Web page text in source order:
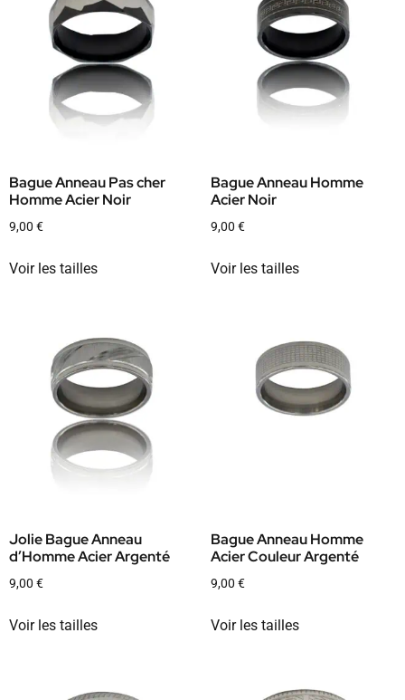
Bague Anneau Pas cher
Homme Acier Noir
9,00 €
Voir les tailles
Bague Anneau Homme
Acier Noir
9,00 €
Voir les tailles
Jolie Bague Anneau
d’Homme Acier Argenté
9,00 €
Voir les tailles
Bague Anneau Homme
Acier Couleur Argenté
9,00 €
Voir les tailles